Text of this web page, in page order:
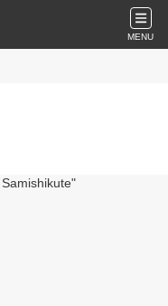
MENU